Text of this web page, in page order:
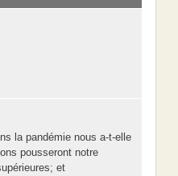
la pandémie nous a-t-elle
pousseront notre
et